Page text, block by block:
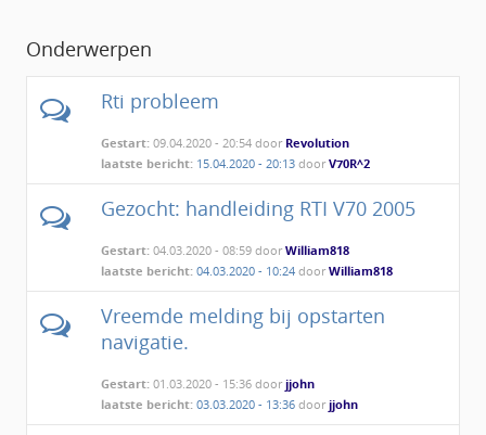
Onderwerpen
Rti probleem
Gestart: 09.04.2020 - 20:54 door Revolution
laatste bericht: 15.04.2020 - 20:13doorV70R^2
Gezocht: handleiding RTI V70 2005
Gestart: 04.03.2020 - 08:59 doorWilliam818
laatste bericht: 04.03.2020 - 10:24doorWilliam818
Vreemde melding bij opstarten
navigatie.
Gestart: 01.03.2020 - 15:36 doorjjohn
laatste bericht: 03.03.2020 - 13:36doorjjohn